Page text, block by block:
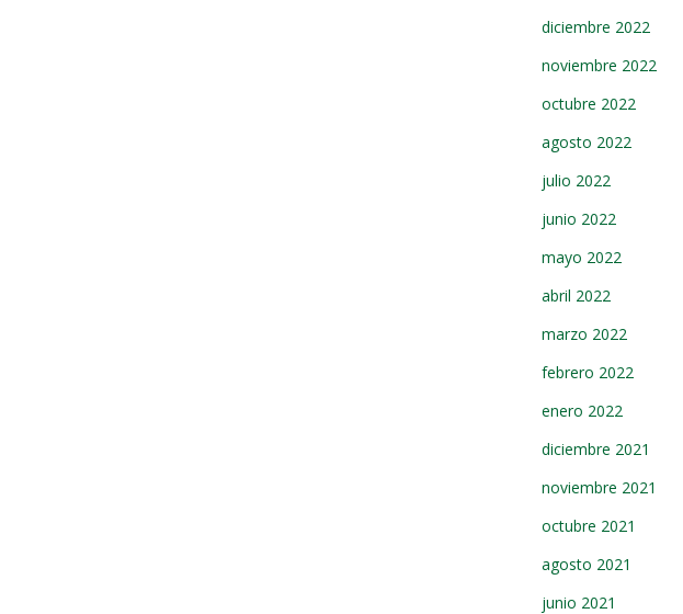
diciembre 2022
noviembre 2022
octubre 2022
agosto 2022
julio 2022
junio 2022
mayo 2022
abril 2022
marzo 2022
febrero 2022
enero 2022
diciembre 2021
noviembre 2021
octubre 2021
agosto 2021
junio 2021